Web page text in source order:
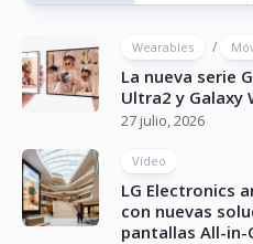
Wearables /
La nueva serie
Ultra2 y Galaxy
27 julio, 2026
Vídeo
LG Electronics
con nuevas
pantallas All-in-